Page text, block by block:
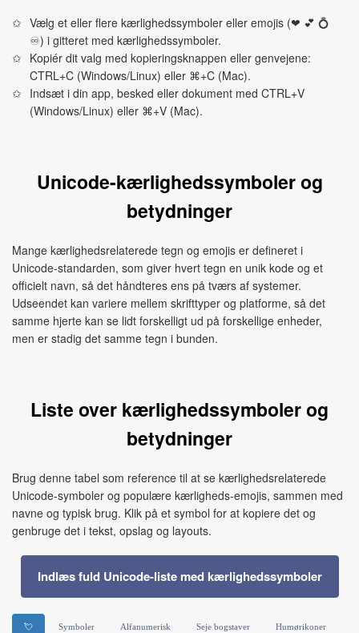
Vælg et eller flere kærlighedssymboler eller emojis (❤ 💕 💍
♾) i gitteret med kærlighedssymboler.
Kopiér dit valg med kopieringsknappen eller genvejene:
CTRL+C (Windows/Linux) eller ⌘+C (Mac).
Indsæt i din app, besked eller dokument med CTRL+V
(Windows/Linux) eller ⌘+V (Mac).
Unicode-kærlighedssymboler og
betydninger
Mange kærlighedsrelaterede tegn og emojis er defineret i
Unicode-standarden, som giver hvert tegn en unik kode og et
officielt navn, så det håndteres ens på tværs af systemer.
Udseendet kan variere mellem skrifttyper og platforme, så det
samme hjerte kan se lidt forskelligt ud på forskellige enheder,
men er stadig det samme tegn i bunden.
Liste over kærlighedssymboler og
betydninger
Brug denne tabel som reference til at se kærlighedsrelaterede
Unicode-symboler og populære kærligheds-emojis, sammen med
navne og typisk brug. Klik på et symbol for at kopiere det og
genbruge det i tekst, opslag og layouts.
Indlæs fuld Unicode-liste med kærlighedssymboler
💘 Symboler Alfanumerisk Seje bogstaver Humørikoner